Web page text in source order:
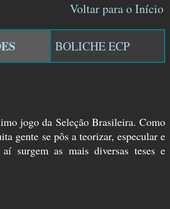
Voltar para o Início
BOLICHE ECP
jogo da Seleção Brasileira. Como
gente se pôs a teorizar, especular e
surgem as mais diversas teses e